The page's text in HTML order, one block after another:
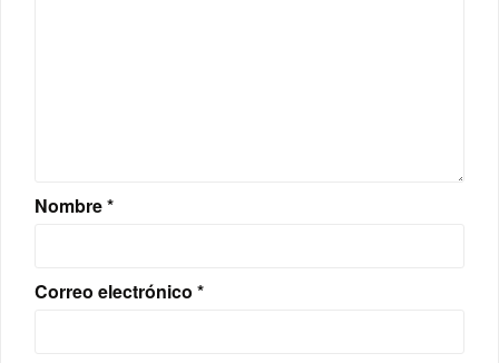
Nombre*
Correo electrónico *